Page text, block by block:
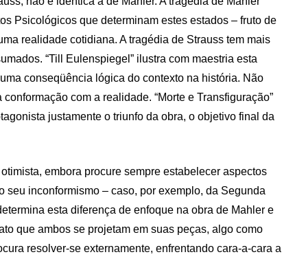
Psicológicos que determinam estes estados – fruto de
realidade cotidiana. A tragédia de Strauss tem mais
“Till Eulenspiegel” ilustra com maestria esta
conseqüência lógica do contexto na história. Não
com a realidade. “Morte e Transfiguração”
justamente o triunfo da obra, o objetivo final da
embora procure sempre estabelecer aspectos
inconformismo – caso, por exemplo, da Segunda
esta diferença de enfoque na obra de Mahler e
que ambos se projetam em suas peças, algo como
resolver-se externamente, enfrentando cara-a-cara a